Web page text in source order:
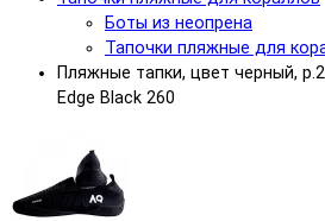
Боты из неопрена
Тапочки пляжные для
Пляжные тапки, цвет черный,
Edge Black 260